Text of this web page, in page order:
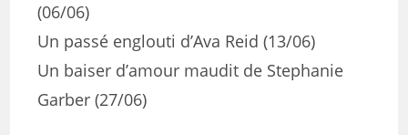
(06/06)
Un passé englouti d’Ava Reid (13/06)
Un baiser d’amour maudit de Stephanie
Garber (27/06)